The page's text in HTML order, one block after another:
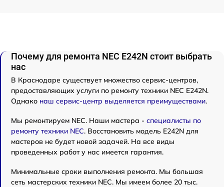
Почему для ремонта NEC E242N стоит выбрать
нас
В Краснодаре существует множество сервис-центров,
предоставляющих услуги по ремонту техники NEC E242N.
Однако наш сервис-центр выделяется преимуществами.
Мы ремонтируем NEC. Наши мастера - специалисты по
ремонту техники NEC. Восстановить модель E242N для
мастеров не будет новой задачей. На все виды
проведенных работ у нас имеется гарантия.
Минимальные сроки выполнения ремонта. Мы большая
сеть мастерских техники NEC. Мы имеем более 20 тыс.